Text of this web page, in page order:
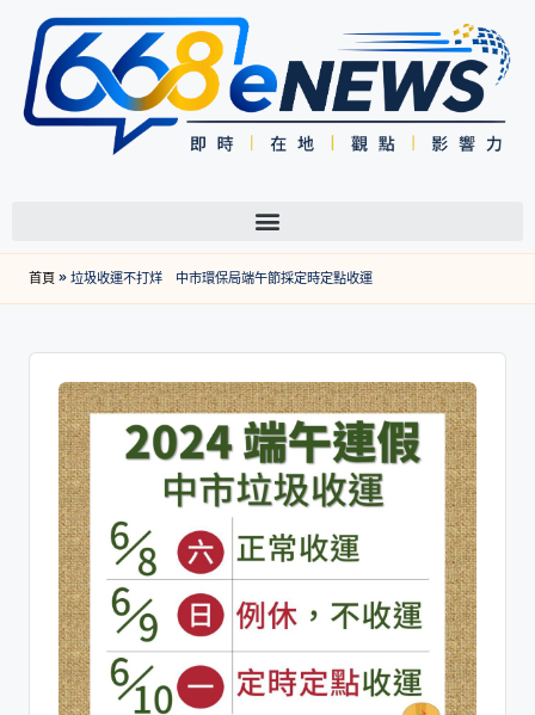
首頁»垃圾收運不打烊 中市環保局端午節採定時定點收運